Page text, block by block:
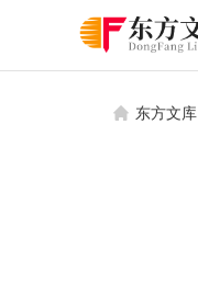
东方文库